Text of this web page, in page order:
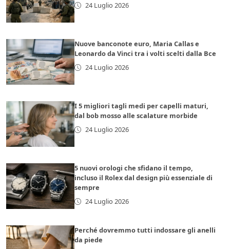
24 Luglio 2026
Nuove banconote euro, Maria Callas e
Leonardo da Vinci tra i volti scelti dalla Bce
24 Luglio 2026
I 5 migliori tagli medi per capelli maturi,
dal bob mosso alle scalature morbide
24 Luglio 2026
5 nuovi orologi che sfidano il tempo,
incluso il Rolex dal design più essenziale di
sempre
24 Luglio 2026
Perché dovremmo tutti indossare gli anelli
da piede